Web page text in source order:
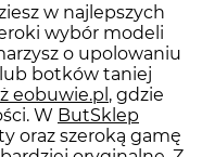
w najlepszych
wybór modeli
o upolowaniu
botków taniej
eobuwie.pl , gdzie
W ButSklep
oraz szeroką gamę